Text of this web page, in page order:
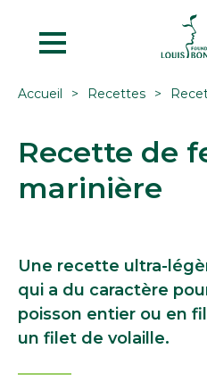
Accueil Recettes
Recette de
marinière
Une recette ultra-
qui a du caractère
poisson entier ou en
un filet de volaille.